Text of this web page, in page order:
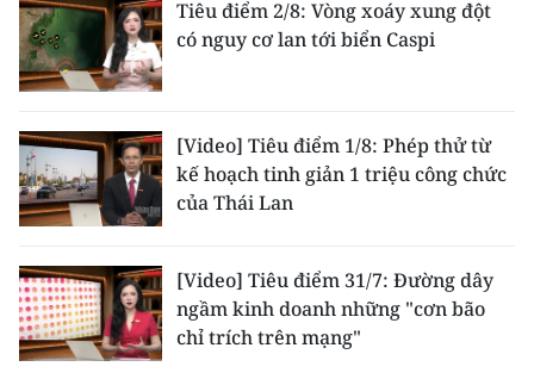
TIN ĐỊA PHƯƠNG
Trung du và miền núi phía Bắc
Đồng bằng sông Hồng
Bắc Trung Bộ
Duyên hải Nam Trung Bộ và Tây
Nguyên
Đông Nam Bộ
Đồng bằng sông Cửu Long
Tiêu điểm 2/8: Vòng xoáy xung đột
có nguy cơ lan tới biển Caspi
[Video] Tiêu điểm 1/8: Phép thử từ
kế hoạch tinh giản 1 triệu công chức
của Thái Lan
[Video] Tiêu điểm 31/7: Đường dây
ngầm kinh doanh những "cơn bão
chỉ trích trên mạng"